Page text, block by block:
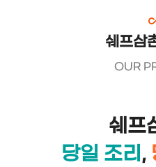
쉐프삼
OUR
쉐프
당일 조리 ,